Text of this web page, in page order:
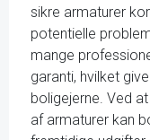
sikre armaturer
potentielle
mange
garanti, hvilket
boligejerne. Ved
af armaturer kan